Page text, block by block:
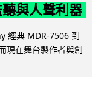
與人聲利器
經典 MDR-7506 到
現在舞台製作者與創